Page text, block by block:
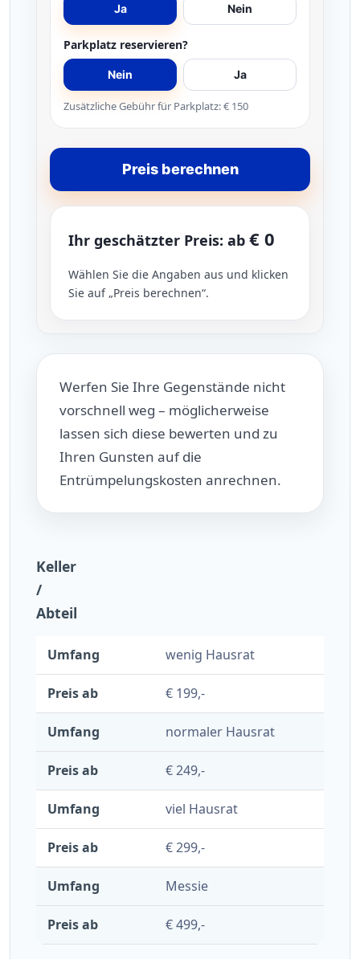
Ja Nein
Parkplatz reservieren?
Nein Ja
Zusätzliche Gebühr für Parkplatz: € 150
Preis berechnen
Ihr geschätzter Preis: ab € 0
Wählen Sie die Angaben aus und klicken
Sie auf „Preis berechnen“.
Werfen Sie Ihre Gegenstände nicht
vorschnell weg – möglicherweise
lassen sich diese bewerten und zu
Ihren Gunsten auf die
Entrümpelungskosten anrechnen.
Keller
/
Abteil
wenig Hausrat
€ 199,-
normaler Hausrat
€ 249,-
viel Hausrat
€ 299,-
Messie
€ 499,-